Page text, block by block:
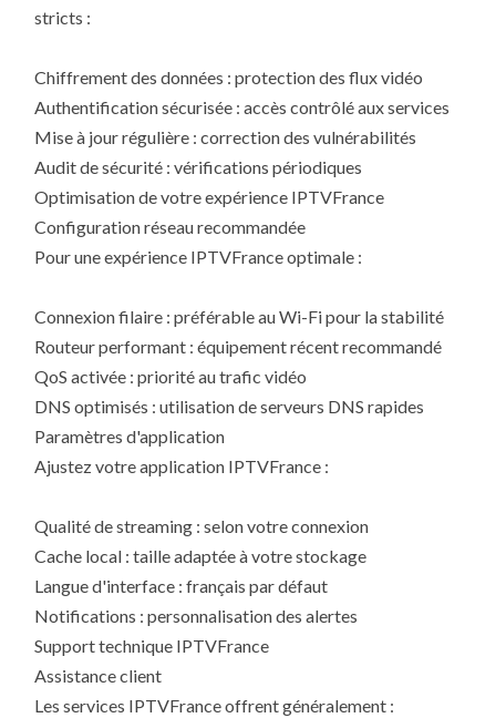
stricts :
Chiffrement des données : protection des flux vidéo
Authentification sécurisée : accès contrôlé aux services
Mise à jour régulière : correction des vulnérabilités
Audit de sécurité : vérifications périodiques
Optimisation de votre expérience IPTVFrance
Configuration réseau recommandée
Pour une expérience IPTVFrance optimale :
Connexion filaire : préférable au Wi-Fi pour la stabilité
Routeur performant : équipement récent recommandé
QoS activée : priorité au trafic vidéo
DNS optimisés : utilisation de serveurs DNS rapides
Paramètres d'application
Ajustez votre application IPTVFrance :
Qualité de streaming : selon votre connexion
Cache local : taille adaptée à votre stockage
Langue d'interface : français par défaut
Notifications : personnalisation des alertes
Support technique IPTVFrance
Assistance client
Les services IPTVFrance offrent généralement :